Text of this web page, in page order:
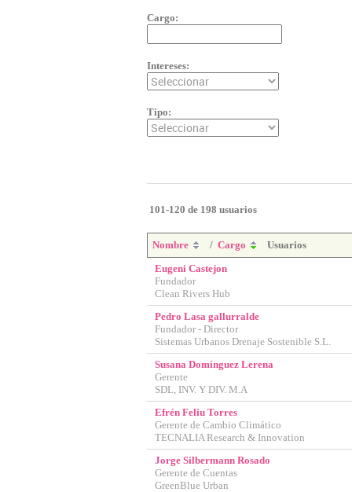
Cargo:
Intereses:
Tipo:
101-120 de 198 usuarios
Nombre / Cargo
Usuarios
Eugeni Castejon
Fundador
Clean Rivers Hub
Pedro Lasa gallurralde
Fundador - Director
Sistemas Urbanos Drenaje Sostenible S.L.
Susana Domínguez Lerena
Gerente
SDL, INV. Y DIV. M.A
Efrén Feliu Torres
Gerente de Cambio Climático
TECNALIA Research & Innovation
Jorge Silbermann Rosado
Gerente de Cuentas
GreenBlue Urban
CONFIGURACIÓN DE